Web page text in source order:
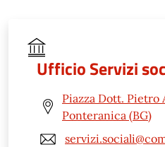
Ufficio Servizi
Piazza Dott. Pietro
Ponteranica (BG)